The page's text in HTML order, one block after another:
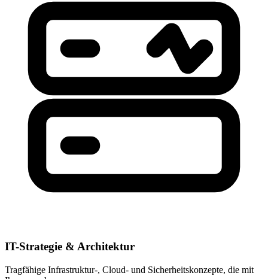
IT-Strategie & Architektur
Tragfähige Infrastruktur-, Cloud- und Sicherheitskonzepte, die mit